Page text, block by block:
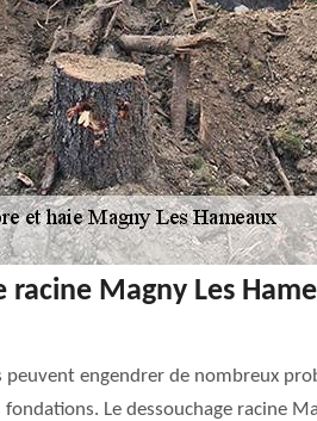
racine Magny Les
peuvent engendrer de nombreux
Le dessouchage racine